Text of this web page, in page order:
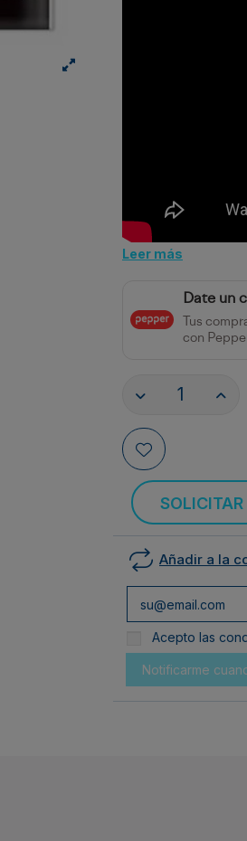
Leer más
Date un
Tus
con
SOLICITAR
Añadir a la
Acepto las